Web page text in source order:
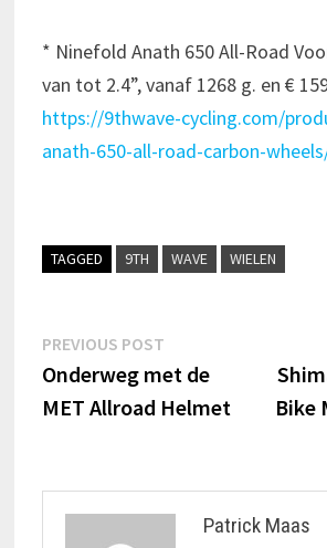
* Ninefold Anath 650 All-Road
van tot 2.4”, vanaf 1268 g. en €
https://9thwave-cycling.com/
anath-650-all-road-carbon-
TAGGED 9TH WAVE WIELEN
Bericht
navigatie
PREVIOUS POSTPrevious
post:
Onderweg met de
MET Allroad Helmet
Bike
Patrick Maas